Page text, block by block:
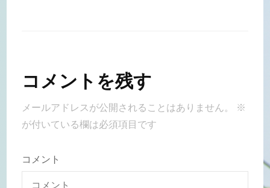
コメントを残す
メールアドレスが公開されることはありません。
※
が付いている欄は必須項目です
コメント